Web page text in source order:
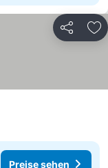
Teilen
Preise sehen